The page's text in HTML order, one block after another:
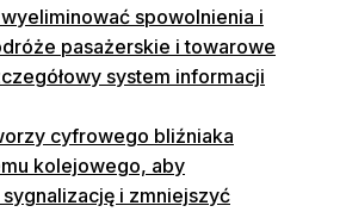
spowolnienia i
pasażerskie i towarowe
system informacji
cyfrowego bliźniaka
kolejowego, aby
i zmniejszyć